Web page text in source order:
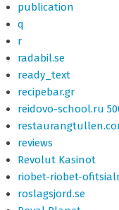
publication
q
r
radabil.se
ready_text
recipebar.gr
reidovo-school.ru
reviews
Revolut Kasinot
riobet-riobet-
roslagsjord.se